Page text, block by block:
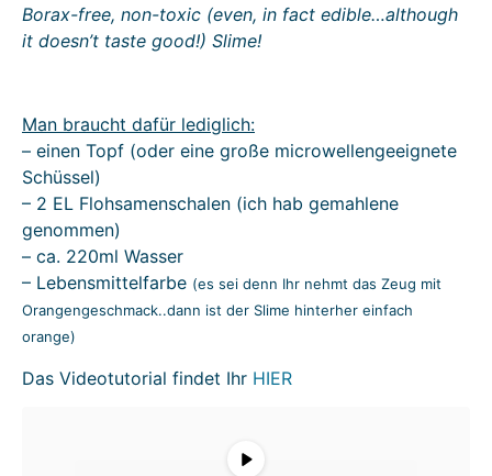
Borax-free, non-toxic (even, in fact edible…although
it doesn’t taste good!) Slime!
Man braucht dafür lediglich:
– einen Topf (oder eine große microwellengeeignete
Schüssel)
– 2 EL Flohsamenschalen (ich hab gemahlene
genommen)
– ca. 220ml Wasser
– Lebensmittelfarbe (es sei denn Ihr nehmt das Zeug mit
Orangengeschmack..dann ist der Slime hinterher einfach
orange)
Das Videotutorial findet Ihr HIER